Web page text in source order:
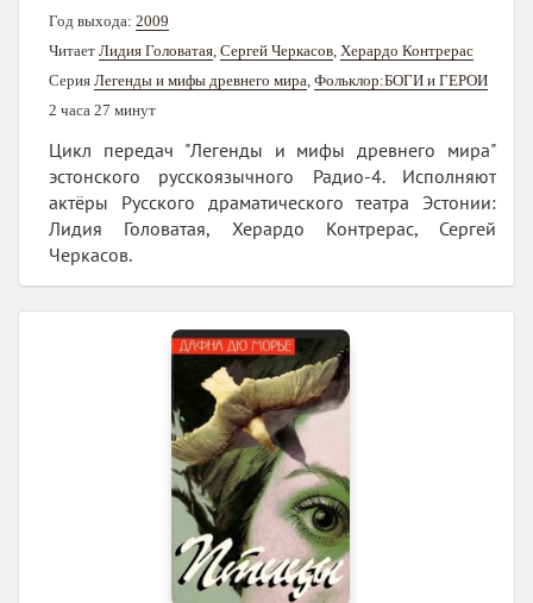
Год выхода: 2009
Читает Лидия Головатая, Сергей Черкасов, Херардо Контрерас
Серия Легенды и мифы древнего мира, Фольклор:БОГИ и ГЕРОИ
2 часа 27 минут
Цикл передач "Легенды и мифы древнего мира"
эстонского русскоязычного Радио-4. Исполняют
актёры Русского драматического театра Эстонии:
Лидия Головатая, Херардо Контрерас, Сергей
Черкасов.